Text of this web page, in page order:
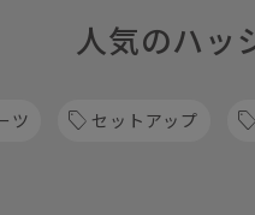
人気のハッ
ツ セットアップ